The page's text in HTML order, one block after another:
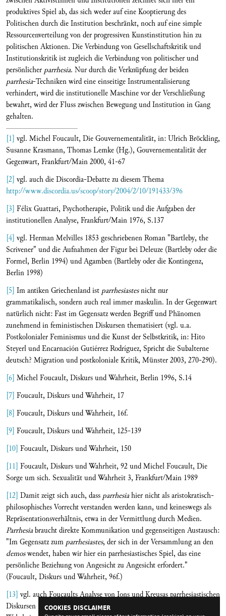
COOKIES DISCLAIMER
produktives Spiel ab, das sich weder auf eine Kooptierung des
Politischen durch die Institution beschränkt, noch auf eine simple
Ressourcenverteilung von der progressiven Kunstinstitution hin zu
politischen Aktionen. Die Verbindung von Gesellschaftskritik und
Institutionskritik ist zugleich die Verbindung von politischer und
persönlicher parrhesia. Nur durch die Verknüpfung der beiden
parrhesia-Techniken wird eine einseitige Instrumentalisierung
verhindert, wird die institutionelle Maschine vor der Verschließung
bewahrt, wird der Fluss zwischen Bewegung und Institution in Gang
gehalten.
[1] vgl. Michel Foucault, Die Gouvernementalität, in: Ulrich Bröckling,
Susanne Krasmann, Thomas Lemke (Hg.), Gouvernementalität der
Gegenwart, Frankfurt/Main 2000, 41-67
[2] vgl. auch die Discordia-Debatte zu diesem Thema
http://www.discordia.us/scoop/story/2004/2/10/191433/396
[3] Félix Guattari, Psychotherapie, Politik und die Aufgaben der
institutionellen Analyse, Frankfurt/Main 1976, S.137
[4] vgl. Herman Melvilles 1853 geschriebenen Roman "Bartleby, the
Scrivener" und die Aufnahmen der Figur bei Deleuze (Bartleby oder die
Formel, Berlin 1994) und Agamben (Bartleby oder die Kontingenz,
Berlin 1998)
[5] Im antiken Griechenland ist parrhesiastesnicht nur
grammatikalisch, sondern auch real immer maskulin. In der Gegenwart
natürlich nicht: Fast im Gegensatz werden Begriff und Phänomen
zunehmend in feministischen Diskursen thematisiert (vgl. u.a.
Postkolonialer Feminismus und die Kunst der Selbstkritik, in: Hito
Steyerl und Encarnación Gutiérrez Rodríguez, Spricht die Subalterne
deutsch? Migration und postkoloniale Kritik, Münster 2003, 270-290).
[6] Michel Foucault, Diskurs und Wahrheit, Berlin 1996, S.14
[7] Foucault, Diskurs und Wahrheit, 17
[8] Foucault, Diskurs und Wahrheit, 16f.
[9] Foucault, Diskurs und Wahrheit, 125-139
[10] Foucault, Diskurs und Wahrheit, 150
[11] Foucault, Diskurs und Wahrheit, 92 und Michel Foucault, Die
Sorge um sich. Sexualität und Wahrheit 3, Frankfurt/Main 1989
[12] Damit zeigt sich auch, dass parrhesiahier nicht als aristokratisch-
philosophisches Vorrecht verstanden werden kann, und keineswegs als
Repräsentationsverhältnis, etwa in der Vermittlung durch Medien.
Parrhesiabraucht direkte Kommunikation und gegenseitigen Austausch:
"Im Gegensatz zum parrhesiastes, der sich in der Versammlung an den
demoswendet, haben wir hier ein parrhesiastisches Spiel, das eine
persönliche Beziehung von Angesicht zu Angesicht erfordert."
(Foucault, Diskurs und Wahrheit, 96f.)
[13] vgl. auch Foucaults Analyse von Ions und Kreusas parrhesiastischen
Diskursen in Euripides’ Tragödie "Ion": Foucault, Diskurs und